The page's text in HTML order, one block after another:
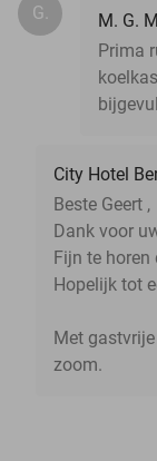
G.
M. G.
Prima
City Hotel
Beste Geert ,
Dank voor
Fijn te horen
Hopelijk tot
Met
zoom.